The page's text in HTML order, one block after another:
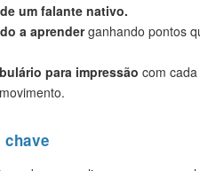
um falante nativo.
a aprenderganhando pontos
para impressão com